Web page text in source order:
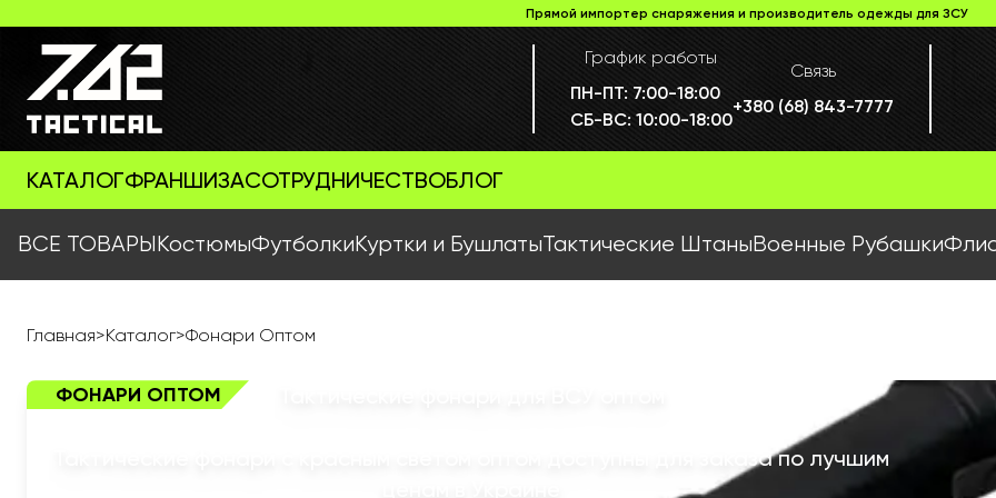
Прямой импортер снаряжения и производитель одежды для ЗСУ
График работы
ПН-ПТ: 7:00-18:00
СБ-ВС: 10:00-18:00
Связь
+380 (68) 843-7777
КАТАЛОГФРАНШИЗАСОТРУДНИЧЕСТВОБЛОГ
ВСЕ ТОВАРЫКостюмыФутболкиКуртки и БушлатыТактические ШтаныВоенные Рубашки
Главная>Каталог>Фонари Оптом
ФОНАРИ ОПТОМ
Тактические фонари с красным светом оптом доступны для заказа по лучшим